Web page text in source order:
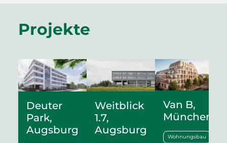
Projekte
Deuter
Park,
Augsburg
Weitblick
1.7,
Augsburg
Van B,
München
Wohnungsbau